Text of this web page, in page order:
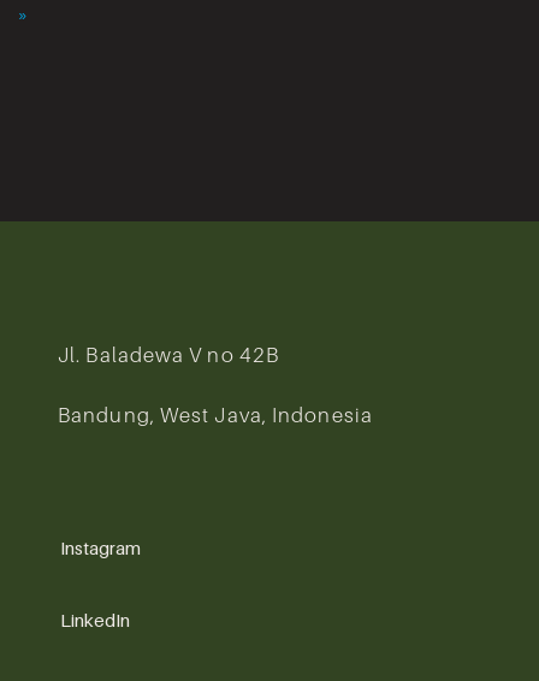
»
Instagram
LinkedIn
Jl. Baladewa V no 42B
Bandung, West Java, Indonesia